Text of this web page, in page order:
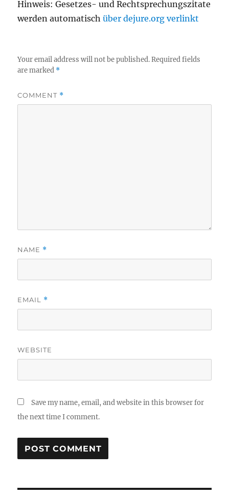
Hinweis: Gesetzes- und Rechtsprechungszitate
werden automatischüber dejure.org verlinkt
Your email address will not be published. Required fields
are marked *
COMMENT *
NAME *
EMAIL *
WEBSITE
Save my name, email, and website in this browser for
the next time I comment.